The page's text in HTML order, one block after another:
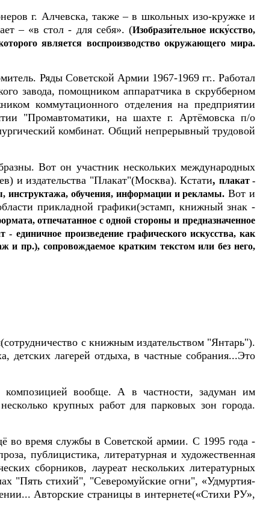
г. Алчевска, также – в школьных изо-кружке и
– «в стол - для себя». (Изобрази́тельное иску́сство,
является воспроизводство окружающего мира.
Ряды Советской Армии 1967-1969 гг.. Работал
завода, помощником аппаратчика в скрубберном
коммутационного отделения на предприятии
"Промавтоматики, на шахте г. Артёмовска п/о
комбинат. Общий непрерывный трудовой
Вот он участник нескольких международных
и издательства "Плакат"(Москва). Кстати, плакат -
инструктажа, обучения, информации и рекламы. Вот и
прикладной графики(эстамп, книжный знак -
отпечатанное с одной стороны и предназначенное
единичное произведение графического искусства, как
и пр.), сопровождаемое кратким текстом или без него,
с книжным издательством "Янтарь").
детских лагерей отдыха, в частные собрания...Это
композицией вообще. А в частности, задуман им
крупных работ для парковых зон города.
во время службы в Советской армии. С 1995 года -
публицистика, литературная и художественная
сборников, лауреат нескольких литературных
"Пять стихий", "Северомуйские огни", «Удмуртия-
Авторские страницы в интернете(«Стихи РУ»,